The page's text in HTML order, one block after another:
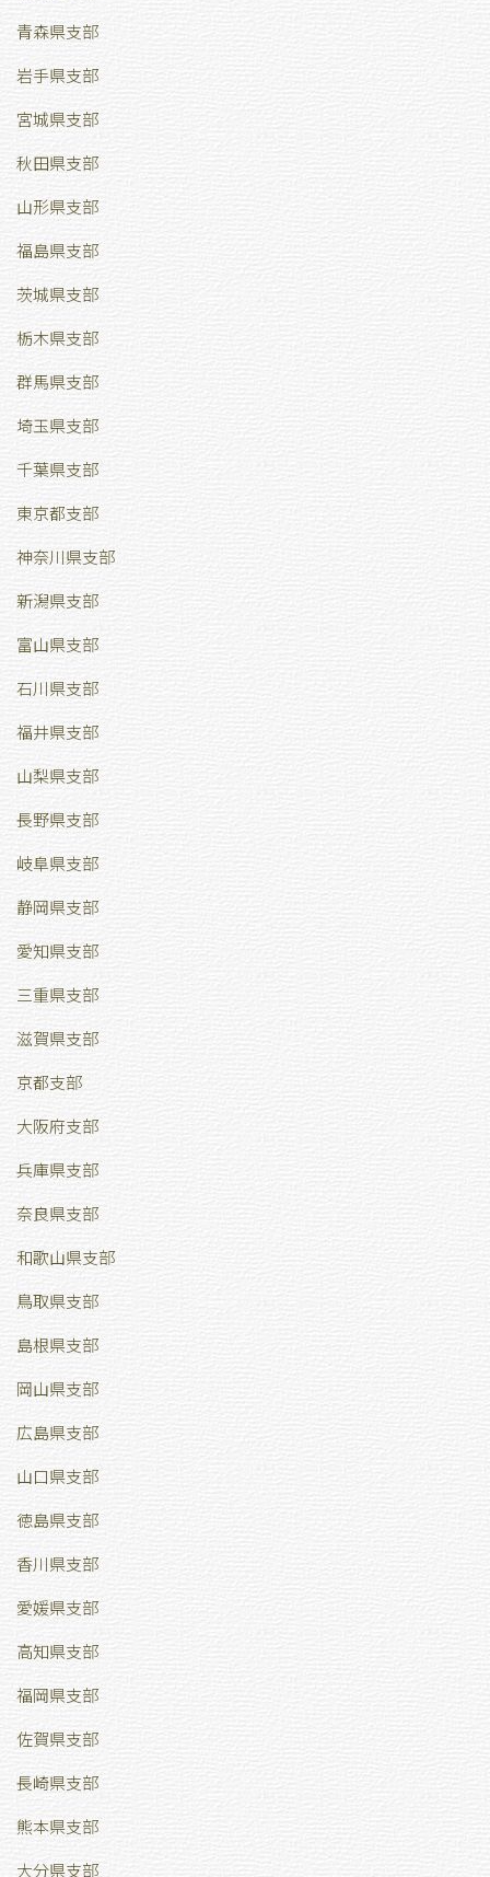
青森県支部
岩手県支部
宮城県支部
秋田県支部
山形県支部
福島県支部
茨城県支部
栃木県支部
群馬県支部
埼玉県支部
千葉県支部
東京都支部
神奈川県支部
新潟県支部
富山県支部
石川県支部
福井県支部
山梨県支部
長野県支部
岐阜県支部
静岡県支部
愛知県支部
三重県支部
滋賀県支部
京都支部
大阪府支部
兵庫県支部
奈良県支部
和歌山県支部
鳥取県支部
島根県支部
岡山県支部
広島県支部
山口県支部
徳島県支部
香川県支部
愛媛県支部
高知県支部
福岡県支部
佐賀県支部
長崎県支部
熊本県支部
大分県支部